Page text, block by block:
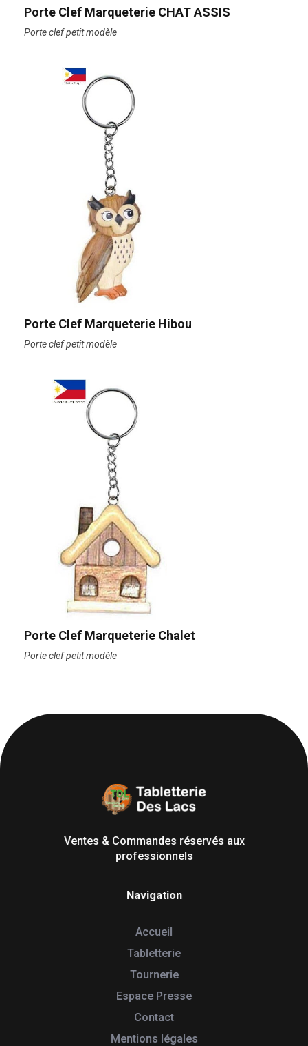
Porte Clef Marqueterie CHAT ASSIS
Porte clef petit modèle
Porte Clef Marqueterie Hibou
Porte clef petit modèle
Porte Clef Marqueterie Chalet
Porte clef petit modèle
Ventes & Commandes réservés aux
professionnels
Navigation
Accueil
Tabletterie
Tournerie
Espace Presse
Contact
Mentions légales